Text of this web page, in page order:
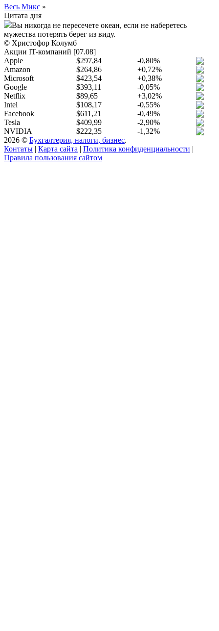
Весь Микс »
Цитата дня
Вы никогда не пересечете океан, если не наберетесь
мужества потерять берег из виду.
© Христофор Колумб
Акции IT-компаний [07.08]
Apple
$297,84
-0,80%
Amazon
$264,86
+0,72%
Microsoft
$423,54
+0,38%
Google
$393,11
-0,05%
Netflix
$89,65
+3,02%
Intel
$108,17
-0,55%
Facebook
$611,21
-0,49%
Tesla
$409,99
-2,90%
NVIDIA
$222,35
-1,32%
2026 © Бухгалтерия, налоги, бизнес.
Контаты | Карта сайта | Политика конфиденциальности |
Правила пользования сайтом